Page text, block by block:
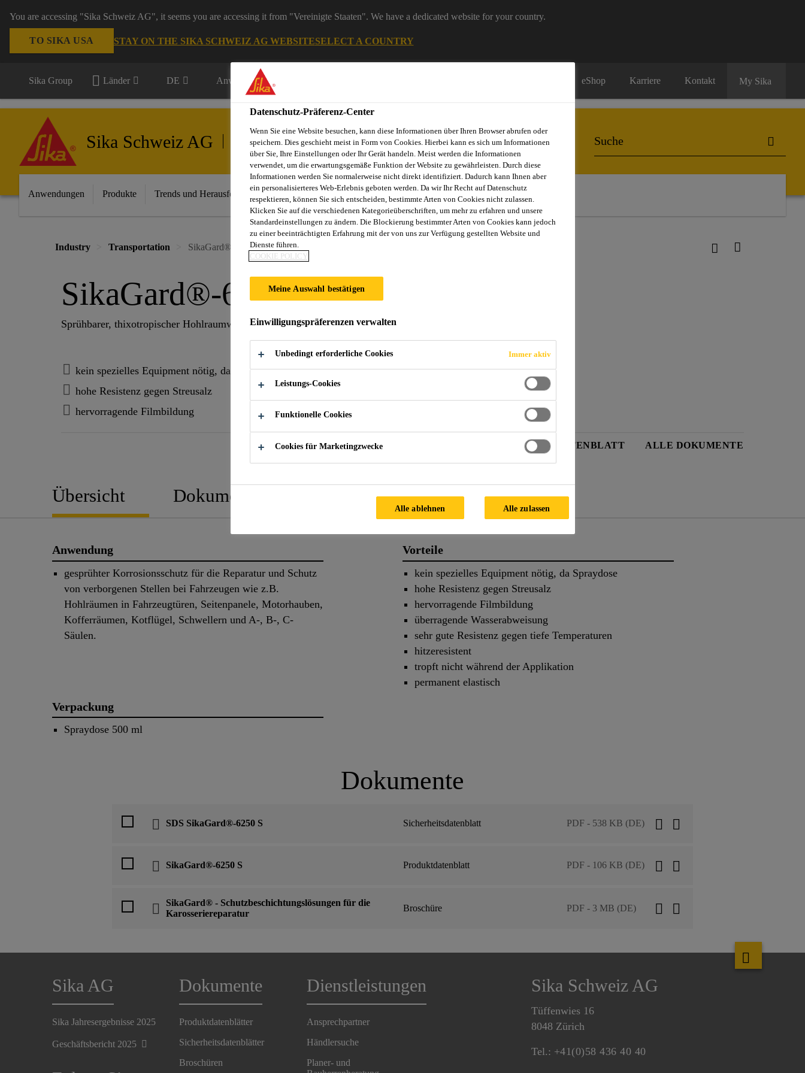
You are accessing "Sika Schweiz AG", it seems you are accessing it from "Vereinigte Staaten". We have a dedicated website for your country.
TO SIKA USA STAY ON THE SIKA SCHWEIZ AG WEBSITESELECT A COUNTRY
Sika Group Länder DE Anwendungsbereiche eShop Karriere Kontakt My Sika
Sika Schweiz AG Transportation
Anwendungen Produkte Trends und Herausforderungen Wichtigste Innovationen Downloads
Industry Transportation SikaGard®-6250 S
SikaGard®-6250 S
Sprühbarer, thixotropischer Hohlraumwachs. Als Spraydose.
kein spezielles Equipment nötig, da Spraydose
hohe Resistenz gegen Streusalz
hervorragende Filmbildung
PRODUKTDATENBLATT SICHERHEITSDATENBLATT ALLE DOKUMENTE
Übersicht Dokumente
Anwendung
gesprühter Korrosionsschutz für die Reparatur und Schutz
von verborgenen Stellen bei Fahrzeugen wie z.B.
Hohlräumen in Fahrzeugtüren, Seitenpanele, Motorhauben,
Kofferräumen, Kotflügel, Schwellern und A-, B-, C-
Säulen.
Vorteile
kein spezielles Equipment nötig, da Spraydose
hohe Resistenz gegen Streusalz
hervorragende Filmbildung
überragende Wasserabweisung
sehr gute Resistenz gegen tiefe Temperaturen
hitzeresistent
tropft nicht während der Applikation
permanent elastisch
Verpackung
Spraydose 500 ml
Dokumente
SDS SikaGard®-6250 S Sicherheitsdatenblatt PDF - 538 KB (DE)
SikaGard®-6250 S Produktdatenblatt PDF - 106 KB (DE)
SikaGard® - Schutzbeschichtungslösungen für die
Karosseriereparatur
Broschüre PDF - 3 MB (DE)
Sika AG
Sika Jahresergebnisse 2025
Geschäftsbericht 2025
Dokumente
Produktdatenblätter
Sicherheitsdatenblätter
Broschüren
Dienstleistungen
Ansprechpartner
Händlersuche
Planer- und
Sika Schweiz AG
Tüffenwies 16
8048 Zürich
Tel.: +41(0)58 436 40 40
Datenschutz-Präferenz-Center
Wenn Sie eine Website besuchen, kann diese Informationen über Ihren Browser abrufen oder
speichern. Dies geschieht meist in Form von Cookies. Hierbei kann es sich um Informationen
über Sie, Ihre Einstellungen oder Ihr Gerät handeln. Meist werden die Informationen
verwendet, um die erwartungsgemäße Funktion der Website zu gewährleisten. Durch diese
Informationen werden Sie normalerweise nicht direkt identifiziert. Dadurch kann Ihnen aber
ein personalisierteres Web-Erlebnis geboten werden. Da wir Ihr Recht auf Datenschutz
respektieren, können Sie sich entscheiden, bestimmte Arten von Cookies nicht zulassen.
Klicken Sie auf die verschiedenen Kategorieüberschriften, um mehr zu erfahren und unsere
Standardeinstellungen zu ändern. Die Blockierung bestimmter Arten von Cookies kann jedoch
zu einer beeinträchtigten Erfahrung mit der von uns zur Verfügung gestellten Website und
Dienste führen.
COOKIE POLICY
Meine Auswahl bestätigen
Einwilligungspräferenzen verwalten
Unbedingt erforderliche Cookies Immer aktiv
Leistungs-Cookies
Funktionelle Cookies
Cookies für Marketingzwecke
Alle ablehnen Alle zulassen